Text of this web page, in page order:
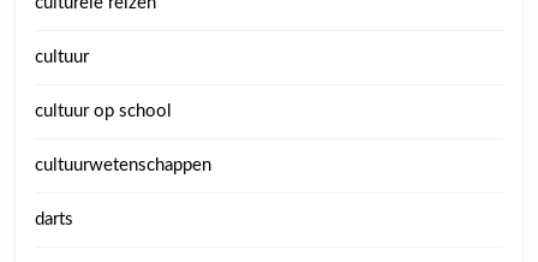
cultuur
cultuur op school
cultuurwetenschappen
darts